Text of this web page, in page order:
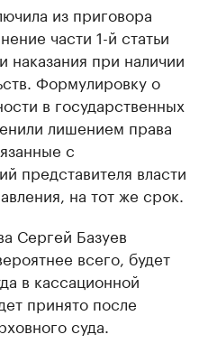
из приговора
части 1-й статьи
наказания при наличии
Формулировку о
в государственных
лишением права
с
представителя власти
на тот же срок.
Сергей Базуев
всего, будет
в кассационной
принято после
суда.